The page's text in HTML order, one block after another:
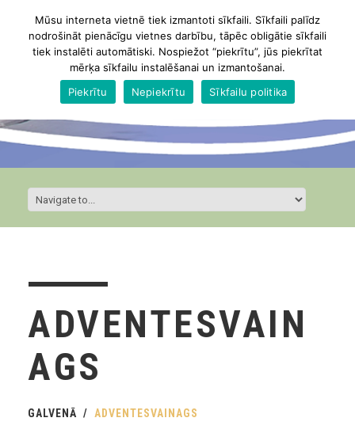
ADVENTESVAIN
AGS
GALVENĀ ADVENTESVAINAGS
Mūsu interneta vietnē tiek izmantoti sīkfaili. Sīkfaili palīdz
nodrošināt pienācīgu vietnes darbību, tāpēc obligātie sīkfaili
tiek instalēti automātiski. Nospiežot “piekrītu”, jūs piekrītat
mērķa sīkfailu instalēšanai un izmantošanai.
Piekrītu
Nepiekrītu Sīkfailu politika